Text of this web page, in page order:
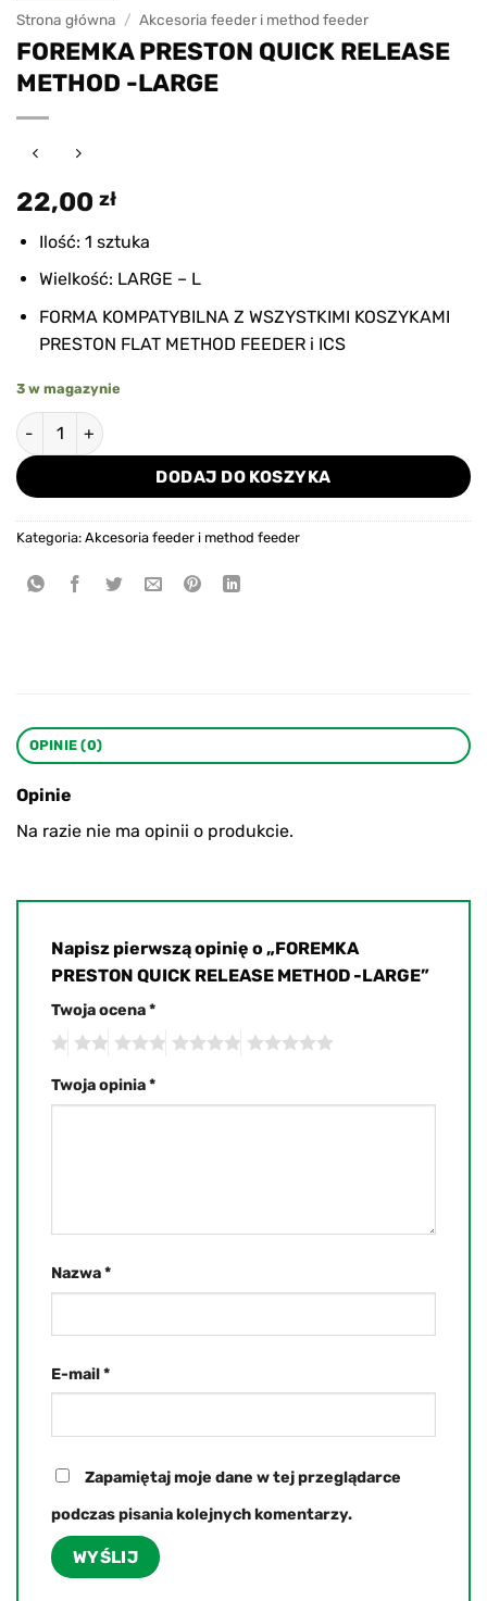
Strona główna / Akcesoria feeder i method feeder
FOREMKA PRESTON QUICK RELEASE
METHOD -LARGE
22,00 zł
Ilość: 1 sztuka
Wielkość: LARGE – L
FORMA KOMPATYBILNA Z WSZYSTKIMI KOSZYKAMI
PRESTON FLAT METHOD FEEDER i ICS
3 w magazynie
ilość FOREMKA PRESTON QUICK RELEASE METHOD -LARGE
DODAJ DO KOSZYKA
Kategoria: Akcesoria feeder i method feeder
OPINIE (0)
Opinie
Na razie nie ma opinii o produkcie.
Napisz pierwszą opinię o „FOREMKA
PRESTON QUICK RELEASE METHOD -LARGE”
Twoja ocena*
Twoja opinia*
Nazwa*
E-mail*
Zapamiętaj moje dane w tej przeglądarce
podczas pisania kolejnych komentarzy.